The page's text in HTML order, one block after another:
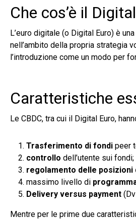
Che cos’è il
L’euro digitale (o Digital Euro) è
nell’ambito della propria strategia
l’introduzione come un modo per
Caratteristiche
Le CBDC, tra cui il Digital Euro,
Trasferimento di fondi peer
controllo dell’utente sui fondi;
regolamento delle posizioni
massimo livello di
Delivery versus payment
Mentre per le prime due